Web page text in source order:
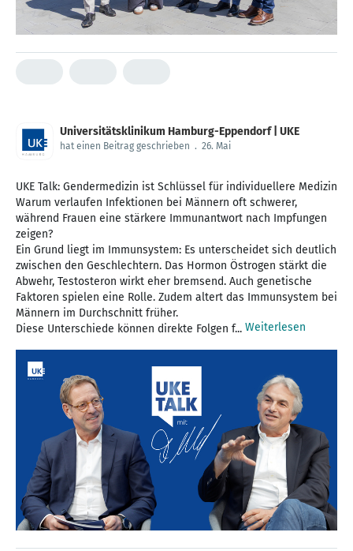
Universitätsklinikum Hamburg-Eppendorf | UKE
hat einen Beitrag geschrieben . 26. Mai
UKE Talk: Gendermedizin ist Schlüssel für individuellere Medizin
Warum verlaufen Infektionen bei Männern oft schwerer,
während Frauen eine stärkere Immunantwort nach Impfungen
zeigen?
Ein Grund liegt im Immunsystem: Es unterscheidet sich deutlich
zwischen den Geschlechtern. Das Hormon Östrogen stärkt die
Abwehr, Testosteron wirkt eher bremsend. Auch genetische
Faktoren spielen eine Rolle. Zudem altert das Immunsystem bei
Männern im Durchschnitt früher.
Diese Unterschiede können direkte Folgen f... Weiterlesen